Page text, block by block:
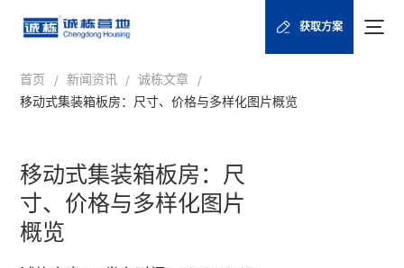
获取方案
首页 / 新闻资讯 / 诚栋文章 /
移动式集装箱板房：尺寸、价格与多样化图片概览
移动式集装箱板房：尺
寸、价格与多样化图片
概览